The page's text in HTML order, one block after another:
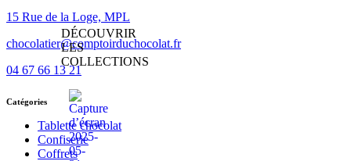
DÉCOUVRIR
LES
COLLECTIONS
15 Rue de la Loge, MPL
chocolatier@comptoirduchocolat.fr
04 67 66 13 21
Catégories
Tablette chocolat
Confiserie
Coffrets